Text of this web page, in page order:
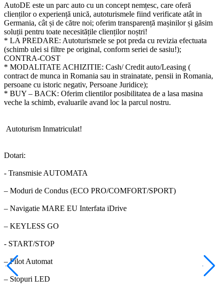
AutoDE este un parc auto cu un concept nemțesc, care oferă
clienților o experiență unică, autoturismele fiind verificate atât in
Germania, cât și de către noi; oferim transparență mașinilor și găsim
soluții pentru toate necesitățile clienților noștri!
* LA PREDARE: Autoturismele se pot preda cu revizia efectuata
(schimb ulei si filtre pe original, conform seriei de sasiu!);
CONTRA-COST
* MODALITATE ACHIZITIE: Cash/ Credit auto/Leasing (
contract de munca in Romania sau in strainatate, pensii in Romania,
persoane cu istoric negativ, Persoane Juridice);
* BUY – BACK: Oferim clientilor posibilitatea de a lasa masina
veche la schimb, evaluarile avand loc la parcul nostru.
Autoturism Inmatriculat!
Dotari:
- Transmisie AUTOMATA
– Moduri de Condus (ECO PRO/COMFORT/SPORT)
– Navigatie MARE EU Interfata iDrive
– KEYLESS GO
- START/STOP
– Pilot Automat
– Stopuri LED